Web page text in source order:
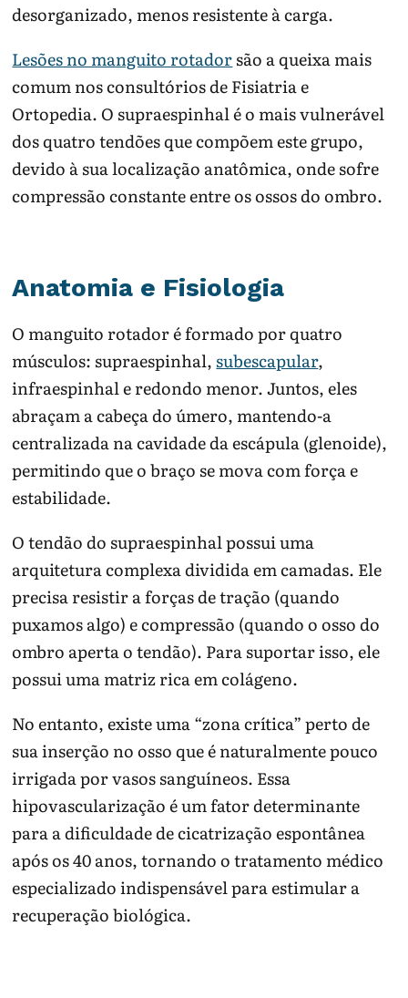
desorganizado, menos resistente à carga.
Lesões no manguito rotadorsão a queixa mais
comum nos consultórios de Fisiatria e
Ortopedia. O supraespinhal é o mais vulnerável
dos quatro tendões que compõem este grupo,
devido à sua localização anatômica, onde sofre
compressão constante entre os ossos do ombro.
Anatomia e Fisiologia
O manguito rotador é formado por quatro
músculos: supraespinhal, subescapular,
infraespinhal e redondo menor. Juntos, eles
abraçam a cabeça do úmero, mantendo-a
centralizada na cavidade da escápula (glenoide),
permitindo que o braço se mova com força e
estabilidade.
O tendão do supraespinhal possui uma
arquitetura complexa dividida em camadas. Ele
precisa resistir a forças de tração (quando
puxamos algo) e compressão (quando o osso do
ombro aperta o tendão). Para suportar isso, ele
possui uma matriz rica em colágeno.
No entanto, existe uma “zona crítica” perto de
sua inserção no osso que é naturalmente pouco
irrigada por vasos sanguíneos. Essa
hipovascularização é um fator determinante
para a dificuldade de cicatrização espontânea
após os 40 anos, tornando o tratamento médico
especializado indispensável para estimular a
recuperação biológica.